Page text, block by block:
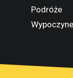
Podróże